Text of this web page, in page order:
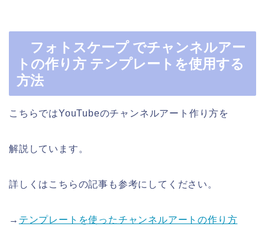
フォトスケープ でチャンネルアー
トの作り方 テンプレートを使用する
方法
こちらではYouTubeのチャンネルアート作り方を
解説しています。
詳しくはこちらの記事も参考にしてください。
→ テンプレートを使ったチャンネルアートの作り方